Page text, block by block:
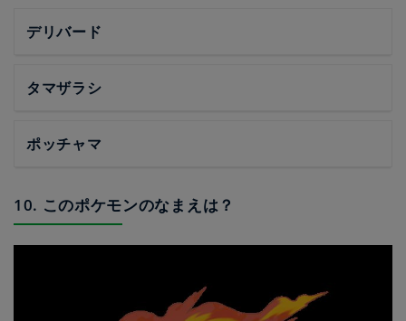
デリバード
タマザラシ
ポッチャマ
10. このポケモンのなまえは？